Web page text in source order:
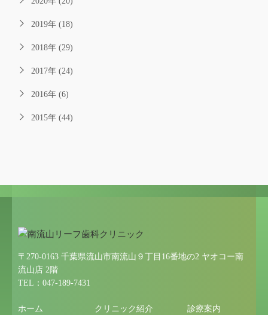
2019年 (18)
2018年 (29)
2017年 (24)
2016年 (6)
2015年 (44)
〒270-0163 千葉県流山市南流山９丁目16番地の2 ヤオコー南
流山店 2階
TEL：047-189-7431
ホーム クリニック紹介 診療案内